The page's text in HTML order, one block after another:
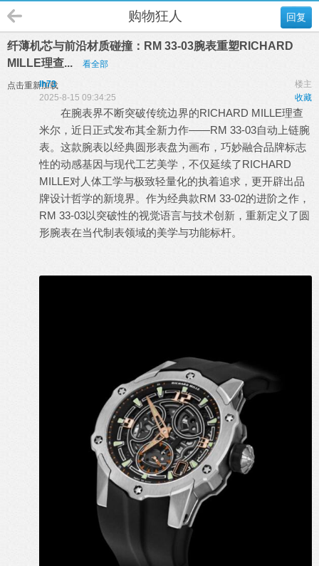
回复
购物狂人
纤薄机芯与前沿材质碰撞：RM 33-03腕表重塑RICHARD
MILLE理查...
看全部
点击重新加载 楼主
lh73
收藏
2025-8-15 09:34:25
在腕表界不断突破传统边界的RICHARD MILLE理查
米尔，近日正式发布其全新力作——RM 33-03自动上链腕
表。这款腕表以经典圆形表盘为画布，巧妙融合品牌标志
性的动感基因与现代工艺美学，不仅延续了RICHARD
MILLE对人体工学与极致轻量化的执着追求，更开辟出品
牌设计哲学的新境界。作为经典款RM 33-02的进阶之作，
RM 33-03以突破性的视觉语言与技术创新，重新定义了圆
形腕表在当代制表领域的美学与功能标杆。